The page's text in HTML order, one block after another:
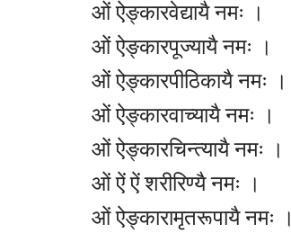
ओं ऐङ्कारवेद्यायै नमः ।
ओं ऐङ्कारपूज्यायै नमः ।
ओं ऐङ्कारपीठिकायै नमः ।
ओं ऐङ्कारवाच्यायै नमः ।
ओं ऐङ्कारचिन्त्यायै नमः ।
ओं ऐं ऐं शरीरिण्यै नमः ।
ओं ऐङ्कारामृतरूपायै नमः ।